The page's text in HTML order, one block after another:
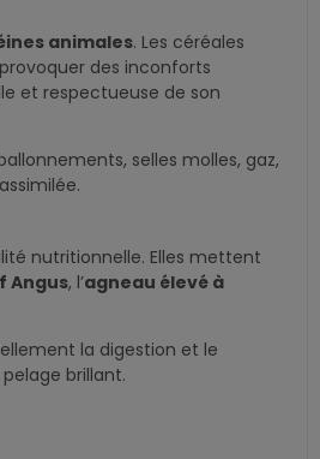
animales. Les céréales
des inconforts
et respectueuse de son
selles molles, gaz,
nutritionnelle. Elles mettent
Angus, l’agneau élevé à
la digestion et le
brillant.